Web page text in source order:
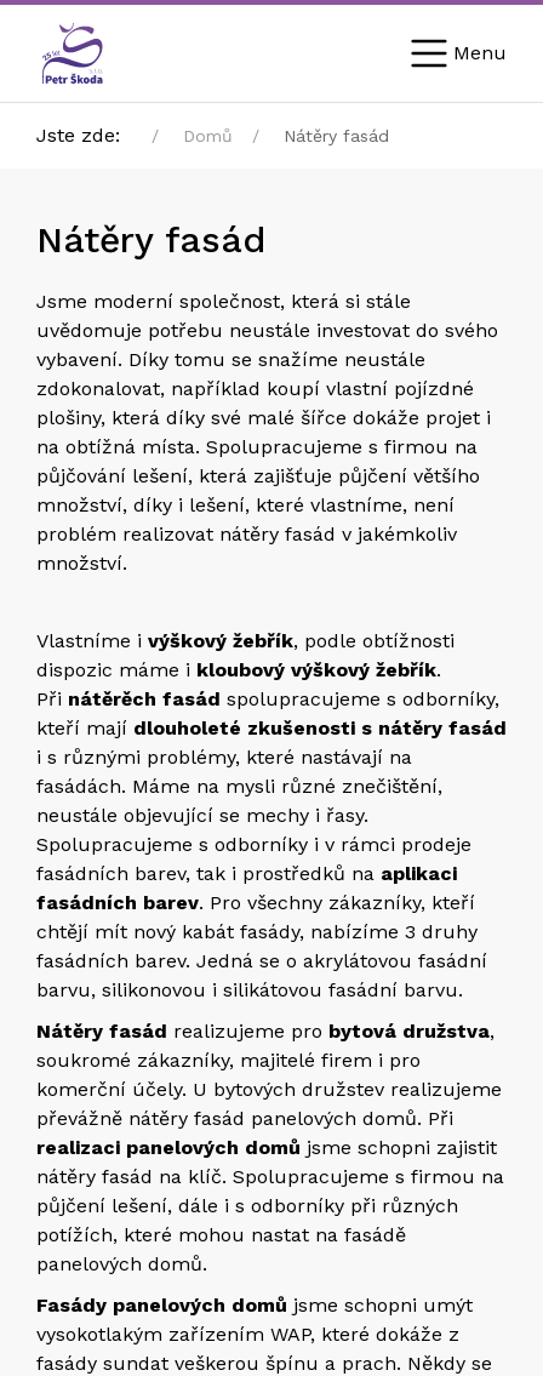
Menu
Jste zde: Domů Nátěry fasád
Nátěry fasád
Jsme moderní společnost, která si stále
uvědomuje potřebu neustále investovat do svého
vybavení. Díky tomu se snažíme neustále
zdokonalovat, například koupí vlastní pojízdné
plošiny, která díky své malé šířce dokáže projet i
na obtížná místa. Spolupracujeme s firmou na
půjčování lešení, která zajišťuje půjčení většího
množství, díky i lešení, které vlastníme, není
problém realizovat nátěry fasád v jakémkoliv
množství.
Vlastníme i výškový žebřík, podle obtížnosti
dispozic máme i kloubový výškový žebřík.
Při nátěrěch fasád spolupracujeme s odborníky,
kteří mají dlouholeté zkušenosti s nátěry fasád
i s různými problémy, které nastávají na
fasádách. Máme na mysli různé znečištění,
neustále objevující se mechy i řasy.
Spolupracujeme s odborníky i v rámci prodeje
fasádních barev, tak i prostředků na aplikaci
fasádních barev. Pro všechny zákazníky, kteří
chtějí mít nový kabát fasády, nabízíme 3 druhy
fasádních barev. Jedná se o akrylátovou fasádní
barvu, silikonovou i silikátovou fasádní barvu.
Nátěry fasád realizujeme pro bytová družstva,
soukromé zákazníky, majitelé firem i pro
komerční účely. U bytových družstev realizujeme
převážně nátěry fasád panelových domů. Při
realizaci panelových domů jsme schopni zajistit
nátěry fasád na klíč. Spolupracujeme s firmou na
půjčení lešení, dále i s odborníky při různých
potížích, které mohou nastat na fasádě
panelových domů.
Fasády panelových domů jsme schopni umýt
vysokotlakým zařízením WAP, které dokáže z
fasády sundat veškerou špínu a prach. Někdy se